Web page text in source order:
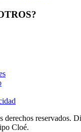
reservados.
Cloé.